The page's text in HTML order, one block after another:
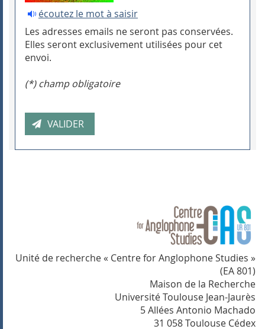
écoutez le mot à saisir
Les adresses emails ne seront pas conservées.
Elles seront exclusivement utilisées pour cet
envoi.
(*) champ obligatoire
Unité de recherche « Centre for Anglophone Studies »
(EA 801)
Maison de la Recherche
Université Toulouse Jean-Jaurès
5 Allées Antonio Machado
31 058 Toulouse Cédex